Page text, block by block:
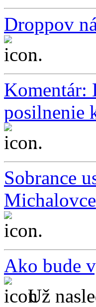
Droppov
...
Komentár:
posilnenie
...
Sobrance
Michalovce
...
Ako bude
Už